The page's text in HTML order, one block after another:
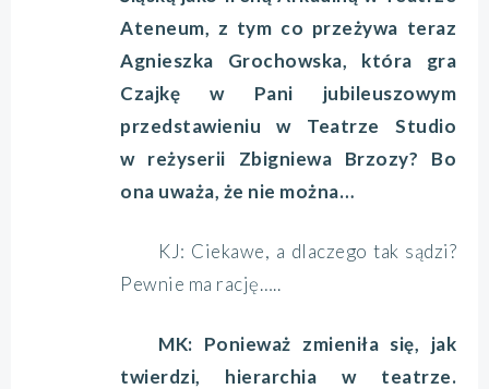
Ateneum, z tym co przeżywa teraz
Agnieszka Grochowska, która gra
Czajkę w Pani jubileuszowym
przedstawieniu w Teatrze Studio
w reżyserii Zbigniewa Brzozy? Bo
ona uważa, że nie można…
KJ: Ciekawe, a dlaczego tak sądzi?
Pewnie ma rację…..
MK: Ponieważ zmieniła się, jak
twierdzi, hierarchia w teatrze.